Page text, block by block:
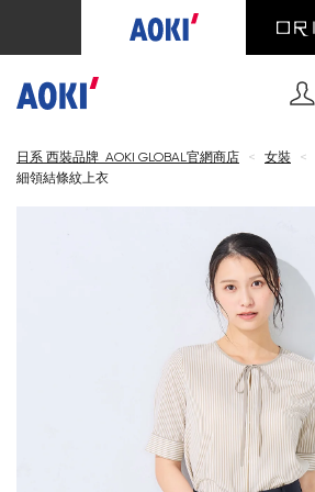
日系 西裝品牌 AOKI GLOBAL官網商店 < 女裝 <
細領結條紋上衣
購物車